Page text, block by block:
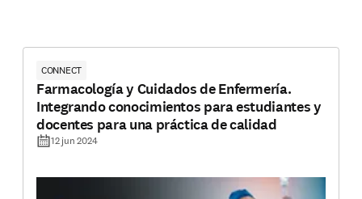
CONNECT
Farmacología y Cuidados de Enfermería.
Integrando conocimientos para estudiantes y
docentes para una práctica de calidad
12 jun 2024